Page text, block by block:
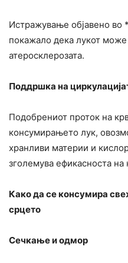
Истражување објавено
покажало дека лукот може
атеросклерозата.
Поддршка на
Подобрениот проток на
консумирањето лук,
хранливи материи и
зголемува ефикасноста
Како да се консумира
срцето
Сечкање и одмор